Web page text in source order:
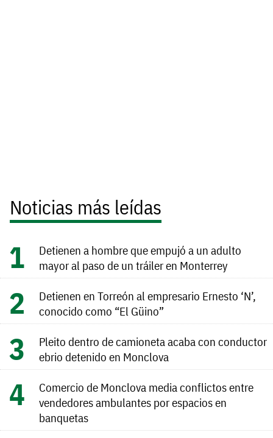
Noticias más leídas
Detienen a hombre que empujó a un adulto
mayor al paso de un tráiler en Monterrey
Detienen en Torreón al empresario Ernesto ‘N’,
conocido como “El Güino”
Pleito dentro de camioneta acaba con conductor
ebrio detenido en Monclova
Comercio de Monclova media conflictos entre
vendedores ambulantes por espacios en
banquetas